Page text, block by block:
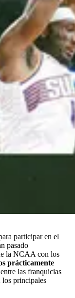
participar en el
pasado
la NCAA con los
prácticamente
las franquicias
los principales